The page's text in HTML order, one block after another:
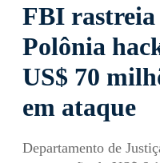
FBI rastreia
Polônia
US$ 70
em ataque
Departamento de